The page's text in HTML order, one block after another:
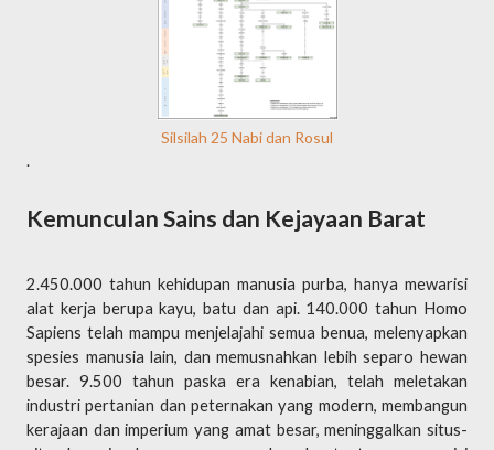
Silsilah 25 Nabi dan Rosul
.
Kemunculan Sains dan Kejayaan Barat
2.450.000 tahun kehidupan manusia purba, hanya mewarisi
alat kerja berupa kayu, batu dan api. 140.000 tahun Homo
Sapiens telah mampu menjelajahi semua benua, melenyapkan
spesies manusia lain, dan memusnahkan lebih separo hewan
besar. 9.500 tahun paska era kenabian, telah meletakan
industri pertanian dan peternakan yang modern, membangun
kerajaan dan imperium yang amat besar, meninggalkan situs-